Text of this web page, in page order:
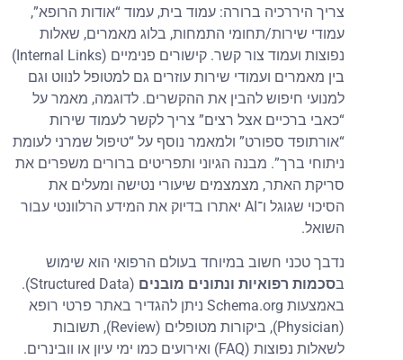
צריך היררכיה ברורה: עמוד בית, עמוד “אודות הרופא”,
עמודי שירות/תחומי התמחות, בלוג מאמרים, שאלות
נפוצות ועמוד צור קשר. קישורים פנימיים (Internal Links)
בין מאמרים ועמודי שירות עוזרים גם למטופל לנווט וגם
למנועי חיפוש להבין את ההקשרים. לדוגמה, מאמר על
“כאבי ברכיים אצל רצים” צריך לקשר לעמוד שירות
“אורתופד ספורט” ולמאמר נוסף על “טיפול שמרני לעומת
ניתוחי ברך”. מבנה הגיוני ותפריטים ברורים משפרים את
סריקת האתר, מצמצמים שיעורי נטישה ומעלים את
הסיכוי שגוגל ו־AI יאתרו בדיוק את המידע הרלוונטי עבור
השואל.
נדבך טכני חשוב במיוחד בעולם הרפואי הוא שימוש
בסכמות רפואיות ונתונים מובנים
(Structured Data).
באמצעות Schema.org ניתן להגדיר באתר פרטי רופא
(Physician), ביקורות מטופלים (Review), תשובות
לשאלות נפוצות (FAQ) ואירועים כמו ימי עיון או וובינרים.